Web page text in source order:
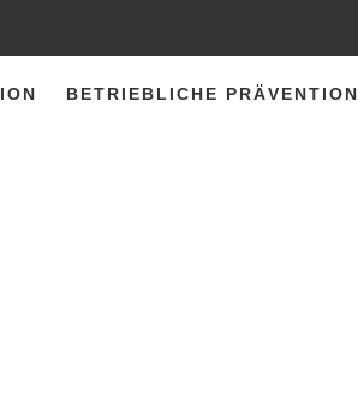
BETRIEBLICHE PRÄVENTION